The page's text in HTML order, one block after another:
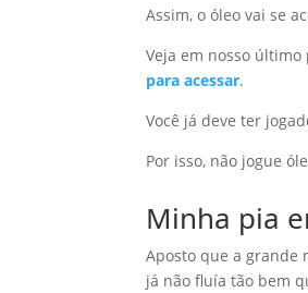
Assim, o óleo vai se
Veja em nosso
para acessar.
Você já deve ter
Por isso, não jogue
Minha pia
Aposto que a grande
já não fluía tão bem